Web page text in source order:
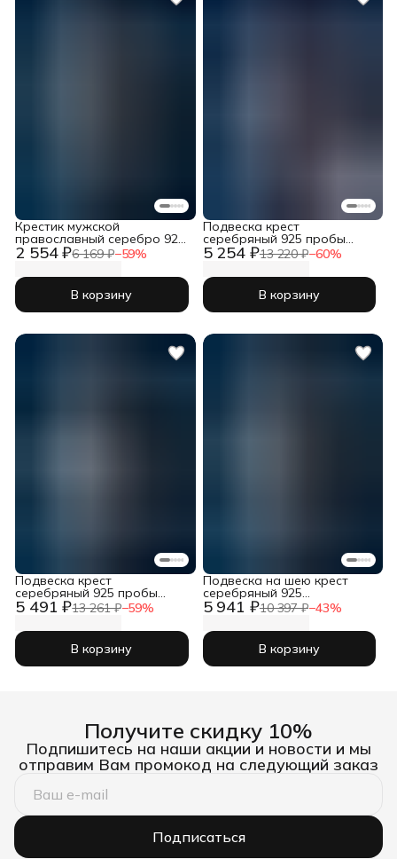
2 554 ₽6 169 ₽−59%
Крестик мужской
православный серебро 925
пробы
В корзину
5 254 ₽13 220 ₽−60%
Подвеска крест
серебряный 925 пробы
православный
В корзину
5 491 ₽13 261 ₽−59%
Подвеска крест
серебряный 925 пробы
православный
В корзину
5 941 ₽10 397 ₽−43%
Подвеска на шею крест
серебряный 925
православный
В корзину
Получите скидку 10%
Подпишитесь на наши акции и новости и мы
отправим Вам промокод на следующий заказ
Подписаться